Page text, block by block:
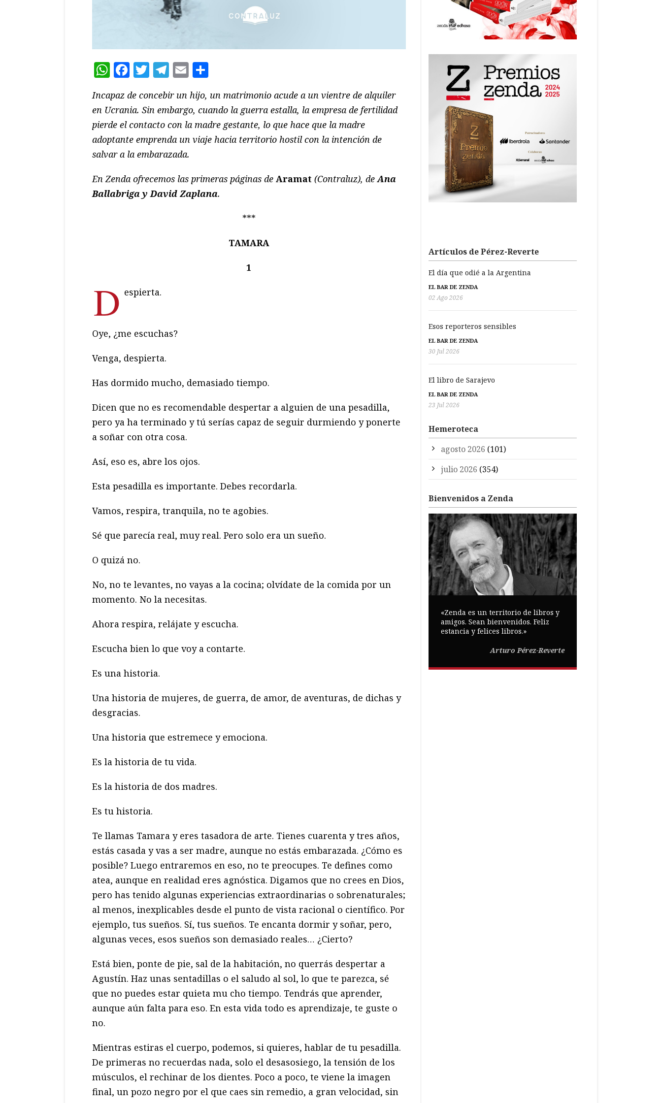
WhatsApp
Facebook
Twitter
Telegram
Email
Incapaz de concebir un hijo, un matrimonio acude a un vientre de alquiler
en Ucrania. Sin embargo, cuando la guerra estalla, la empresa de fertilidad
pierde el contacto con la madre gestante, lo que hace que la madre
adoptante emprenda un viaje hacia territorio hostil con la intención de
salvar a la embarazada.
En Zenda ofrecemos las primeras páginas de Aramat (Contraluz), deAna
Ballabriga y David Zaplana.
***
TAMARA
1
D espierta.
Oye, ¿me escuchas?
Venga, despierta.
Has dormido mucho, demasiado tiempo.
Dicen que no es recomendable despertar a alguien de una pesadilla,
pero ya ha terminado y tú serías capaz de seguir durmiendo y ponerte
a soñar con otra cosa.
Así, eso es, abre los ojos.
Esta pesadilla es importante. Debes recordarla.
Vamos, respira, tranquila, no te agobies.
Sé que parecía real, muy real. Pero solo era un sueño.
O quizá no.
No, no te levantes, no vayas a la cocina; olvídate de la comida por un
momento. No la necesitas.
Ahora respira, relájate y escucha.
Escucha bien lo que voy a contarte.
Es una historia.
Una historia de mujeres, de guerra, de amor, de aventuras, de dichas y
desgracias.
Una historia que estremece y emociona.
Es la historia de tu vida.
Es la historia de dos madres.
Es tu historia.
Te llamas Tamara y eres tasadora de arte. Tienes cuarenta y tres años,
estás casada y vas a ser madre, aunque no estás embarazada. ¿Cómo es
posible? Luego entraremos en eso, no te preocupes. Te defines como
atea, aunque en realidad eres agnóstica. Digamos que no crees en Dios,
pero has tenido algunas experiencias extraordinarias o sobrenaturales;
al menos, inexplicables desde el punto de vista racional o científico. Por
ejemplo, tus sueños. Sí, tus sueños. Te encanta dormir y soñar, pero,
algunas veces, esos sueños son demasiado reales… ¿Cierto?
Está bien, ponte de pie, sal de la habitación, no querrás despertar a
Agustín. Haz unas sentadillas o el saludo al sol, lo que te parezca, sé
que no puedes estar quieta mu cho tiempo. Tendrás que aprender,
aunque aún falta para eso. En esta vida todo es aprendizaje, te guste o
no.
Mientras estiras el cuerpo, podemos, si quieres, hablar de tu pesadilla.
De primeras no recuerdas nada, solo el desasosiego, la tensión de los
músculos, el rechinar de los dientes. Poco a poco, te viene la imagen
final, un pozo negro por el que caes sin remedio, a gran velocidad, sin
Artículos de Pérez-Reverte
El día que odié a la Argentina
EL BAR DE ZENDA
02 Ago 2026
Esos reporteros sensibles
EL BAR DE ZENDA
30 Jul 2026
El libro de Sarajevo
EL BAR DE ZENDA
23 Jul 2026
Hemeroteca
agosto 2026 (101)
julio 2026 (354)
Bienvenidos a Zenda
«Zenda es un territorio de libros y
amigos. Sean bienvenidos. Feliz
estancia y felices libros.»
Arturo Pérez-Reverte